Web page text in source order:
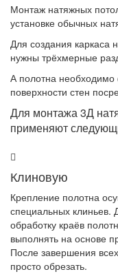
Монтаж натяжных
установке обычных
Для создания каркаса
нужны трёхмерные
А полотна необходимо
поверхности стен
Для монтажа 3Д
применяют
Клиновую
Крепление полотна
специальных клиньев.
обработку краёв
выполнять на основе
После завершения
просто обрезать.